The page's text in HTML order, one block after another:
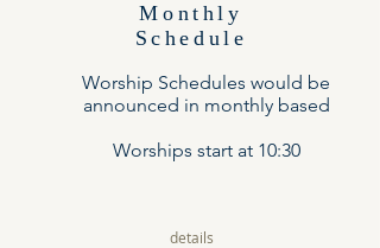
Monthly
Schedule
Worship Schedules would be
announced in monthly based
Worships start at 10:30
details